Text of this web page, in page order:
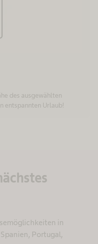
des ausgewählten
entspannten Urlaub!
in
Portugal,